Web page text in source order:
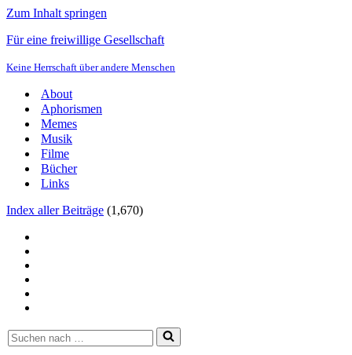
Zum Inhalt springen
Für eine freiwillige Gesellschaft
Keine Herrschaft über andere Menschen
About
Aphorismen
Memes
Musik
Filme
Bücher
Links
Index aller Beiträge (1,670)
Suchen
nach …